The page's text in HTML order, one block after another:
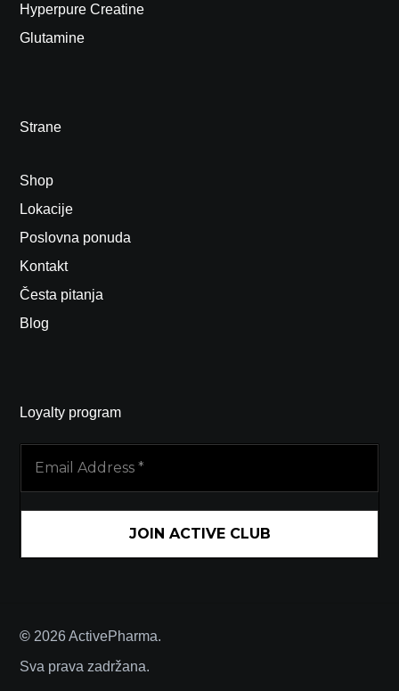
Hyperpure Creatine
Glutamine
Strane
Shop
Lokacije
Poslovna ponuda
Kontakt
Česta pitanja
Blog
Loyalty program
Email
Address
© 2026ActivePharma.
Sva prava zadržana.